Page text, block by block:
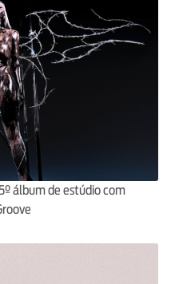
álbum de estúdio com